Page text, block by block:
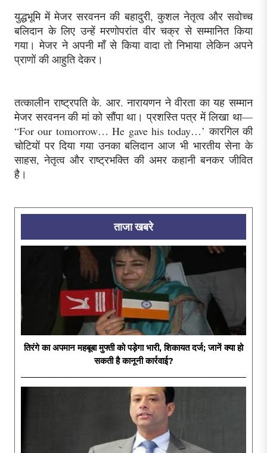
युद्धभूमि में मेजर सरवनन की बहादुरी, कुशल नेतृत्व और सवोच्च
बलिदान के लिए उन्हें मरणोपरांत वीर चक्र से सम्मानित किया
गया। मेजर ने अपनी माँ से किया वादा तो निभाया लेकिन अपने
प्राणों की आहुति देकर।
तत्कालीन राष्ट्रपति के. आर. नारायणन ने वीरता का यह सम्मान
मेजर सरवनन की मां को सौंपा था। प्रशस्ति पत्र में लिखा था—
“For our tomorrow… He gave his today…’ कारगिल की
चोटियों पर दिया गया उनका बलिदान आज भी भारतीय सेना के
साहस, नेतृत्व और राष्ट्रभक्ति की अमर कहानी बनकर जीवित
है।
ताजा खबरे
तिरंगे का अपमान महबूबा मुफ्ती को पड़ेगा भारी, शिकायत दर्ज; जानें क्या हो
सकती है कानूनी कार्रवाई?